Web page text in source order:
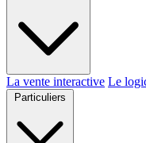
La vente interactive Le
Particuliers